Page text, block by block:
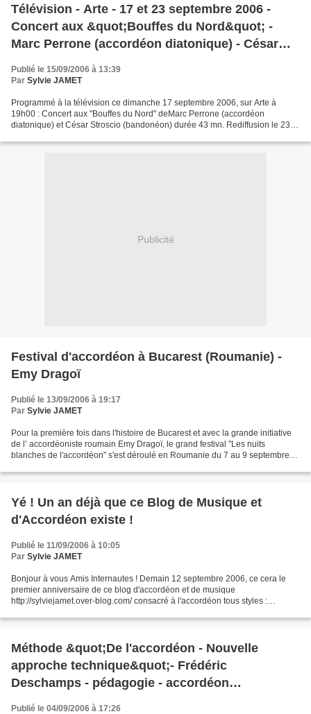
Télévision - Arte - 17 et 23 septembre 2006 -
Concert aux &quot;Bouffes du Nord&quot; -
Marc Perrone (accordéon diatonique) - César
Stroscio (bandonéon)
Publié le 15/09/2006 à 13:39
Par Sylvie JAMET
Programmé à la télévision ce dimanche 17 septembre 2006, sur Arte à
19h00 : Concert aux "Bouffes du Nord" deMarc Perrone (accordéon
diatonique) et César Stroscio (bandonéon) durée 43 mn. Rediffusion le 23
Publicité
Festival d'accordéon à Bucarest (Roumanie) -
Emy Dragoï
Publié le 13/09/2006 à 19:17
Par Sylvie JAMET
Pour la première fois dans l'histoire de Bucarest et avec la grande initiative
de l’ accordéoniste roumain Emy Dragoï, le grand festival "Les nuits
blanches de l'accordéon" s'est déroulé en Roumanie du 7 au 9 septembre
Yé ! Un an déjà que ce Blog de Musique et
d'Accordéon existe !
Publié le 11/09/2006 à 10:05
Par Sylvie JAMET
Bonjour à vous Amis Internautes ! Demain 12 septembre 2006, ce cera le
premier anniversaire de ce blog d'accordéon et de musique
http://sylviejamet.over-blog.com/ consacré à l'accordéon tous styles :
Méthode &quot;De l'accordéon - Nouvelle
approche technique&quot;- Frédéric
Deschamps - pédagogie - accordéon
chromatique
Publié le 04/09/2006 à 17:26